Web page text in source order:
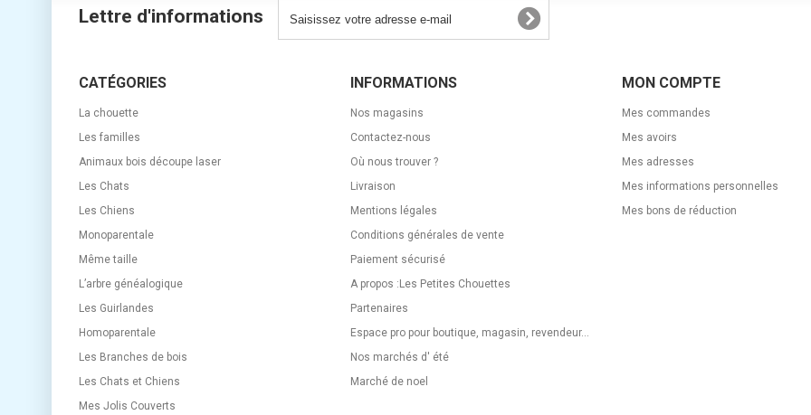
Lettre d'informations
CATÉGORIES
La chouette
Les familles
Animaux bois découpe laser
Les Chats
Les Chiens
Monoparentale
Même taille
L’arbre généalogique
Les Guirlandes
Homoparentale
Les Branches de bois
Les Chats et Chiens
Mes Jolis Couverts
INFORMATIONS
Nos magasins
Contactez-nous
Où nous trouver ?
Livraison
Mentions légales
Conditions générales de vente
Paiement sécurisé
A propos :Les Petites Chouettes
Partenaires
Espace pro pour boutique, magasin, revendeur...
Nos marchés d' été
Marché de noel
MON COMPTE
Mes commandes
Mes avoirs
Mes adresses
Mes informations personnelles
Mes bons de réduction